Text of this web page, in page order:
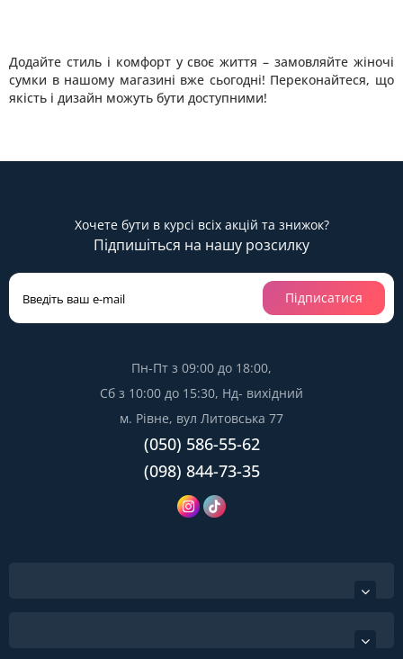
Додайте стиль і комфорт у своє життя – замовляйте жіночі
сумки в нашому магазині вже сьогодні! Переконайтеся, що
якість і дизайн можуть бути доступними!
Хочете бути в курсі всіх акцій та знижок?
Підпишіться на нашу розсилку
Підписатися
Пн-Пт з 09:00 до 18:00,
Сб з 10:00 до 15:30, Нд- вихідний
м. Рівне, вул Литовська 77
(050) 586-55-62
(098) 844-73-35